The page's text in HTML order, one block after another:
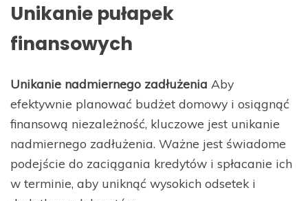
Unikanie pułapek
finansowych
Unikanie nadmiernego zadłużenia Aby
efektywnie planować budżet domowy i osiągnąć
finansową niezależność, kluczowe jest unikanie
nadmiernego zadłużenia. Ważne jest świadome
podejście do zaciągania kredytów i spłacanie ich
w terminie, aby uniknąć wysokich odsetek i